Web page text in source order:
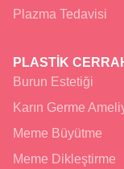
Plazma Tedavisi
PLASTİK
Burun Estetiği
Karın Germe
Meme Büyütme
Meme Dikleştirme